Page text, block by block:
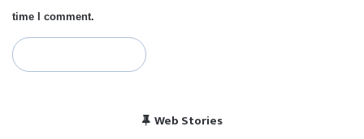
time I comment.
Web Stories
विराट कोहली की सेंचुरी से
भारत बनाम पाकिस्तान, हेड
पाकिस्तान में बजा भारत का
चैंपियंस ट्रॉफी 2025 में